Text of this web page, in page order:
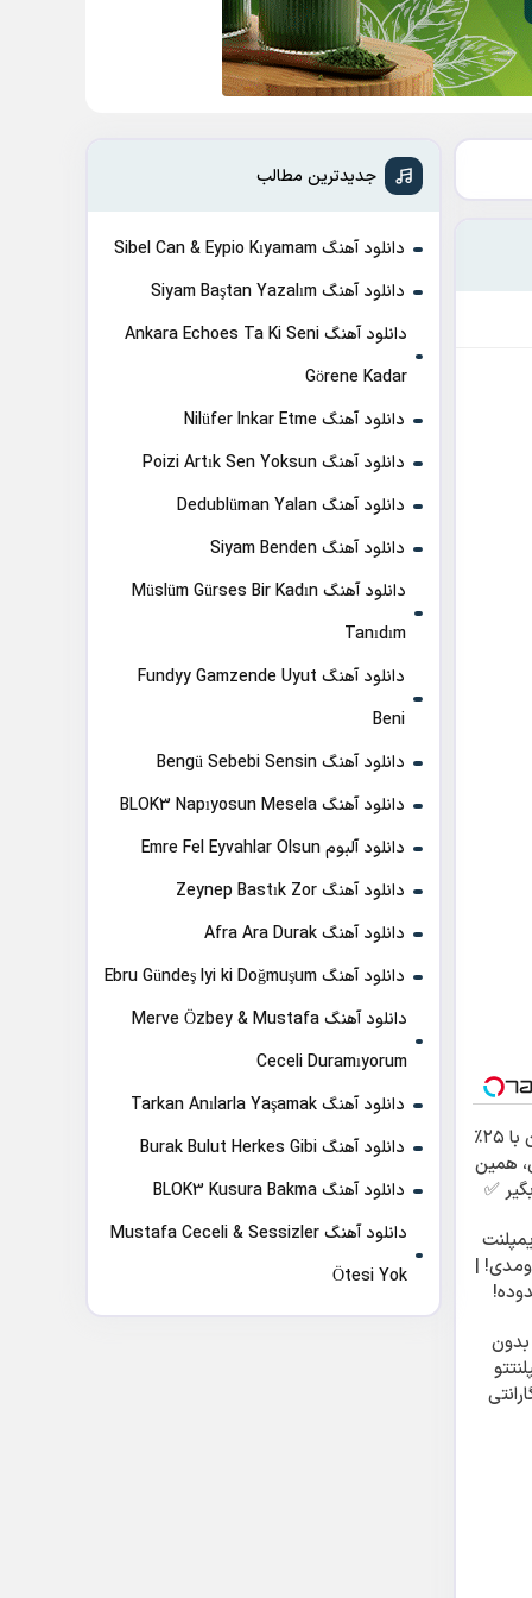
ایمپلنت دندان با ۲۵٪
همین
✅
|
جدیدترین مطالب
دانلود آهنگ Sibel Can & Eypio Kıyamam
دانلود آهنگ Siyam Baştan Yazalım
دانلود آهنگ Ankara Echoes Ta Ki Seni
Görene Kadar
دانلود آهنگ Nilüfer Inkar Etme
دانلود آهنگ Poizi Artık Sen Yoksun
دانلود آهنگ Dedublüman Yalan
دانلود آهنگ Siyam Benden
دانلود آهنگ Müslüm Gürses Bir Kadın
Tanıdım
دانلود آهنگ Fundyy Gamzende Uyut
Beni
دانلود آهنگ Bengü Sebebi Sensin
دانلود آهنگ BLOK3 Napıyosun Mesela
دانلود آلبوم Emre Fel Eyvahlar Olsun
دانلود آهنگ Zeynep Bastık Zor
دانلود آهنگ Afra Ara Durak
دانلود آهنگ Ebru Gündeş Iyi ki Doğmuşum
دانلود آهنگ Merve Özbey & Mustafa
Ceceli Duramıyorum
دانلود آهنگ Tarkan Anılarla Yaşamak
دانلود آهنگ Burak Bulut Herkes Gibi
دانلود آهنگ BLOK3 Kusura Bakma
دانلود آهنگ Mustafa Ceceli & Sessizler
Ötesi Yok